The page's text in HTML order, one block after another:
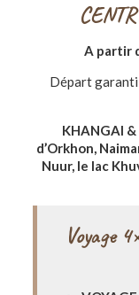
A partir
Départ garanti
KHANGAI &
d’Orkhon,
Nuur, le lac
Voyage